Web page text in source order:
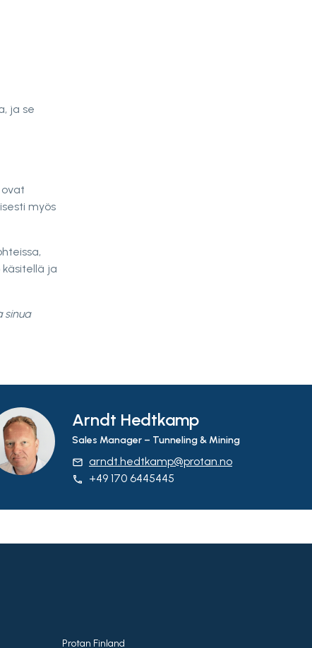
ja se
myös
ja
sinua
Arndt Hedtkamp
Sales Manager – Tunneling & Mining
email arndt.hedtkamp@protan.no
phone +49 170 6445445
Protan Finland